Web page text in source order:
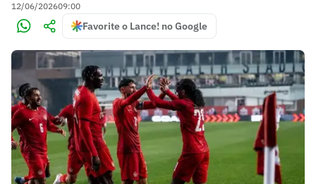
12/06/202609:00
Favorite o Lance! no Google